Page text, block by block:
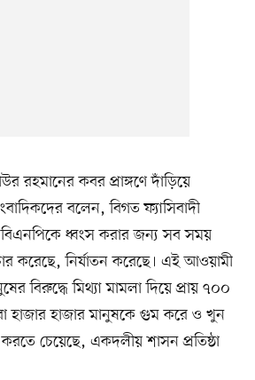
রহমানের কবর প্রাঙ্গণে দাঁড়িয়ে
বলেন, বিগত ফ্যাসিবাদী
ধ্বংস করার জন্য সব সময়
করেছে, নির্যাতন করেছে। এই আওয়ামী
বিরুদ্ধে মিথ্যা মামলা দিয়ে প্রায় ৭০০
হাজার হাজার মানুষকে গুম করে ও খুন
করতে চেয়েছে, একদলীয় শাসন প্রতিষ্ঠা